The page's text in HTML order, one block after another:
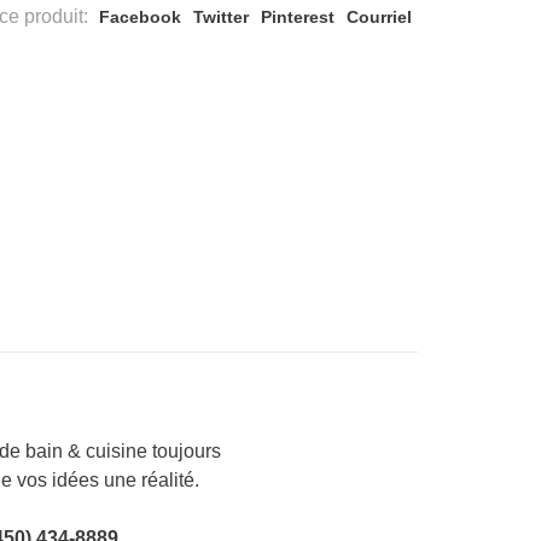
produit: Facebook Twitter Pinterest Courriel
bain & cuisine toujours
vos idées une réalité.